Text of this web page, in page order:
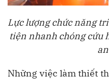
Lực lượng chức năng
tiện nhanh chóng cứu
Những việc làm thiết